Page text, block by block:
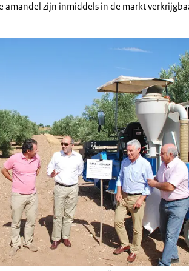
amandel zijn inmiddels in de markt